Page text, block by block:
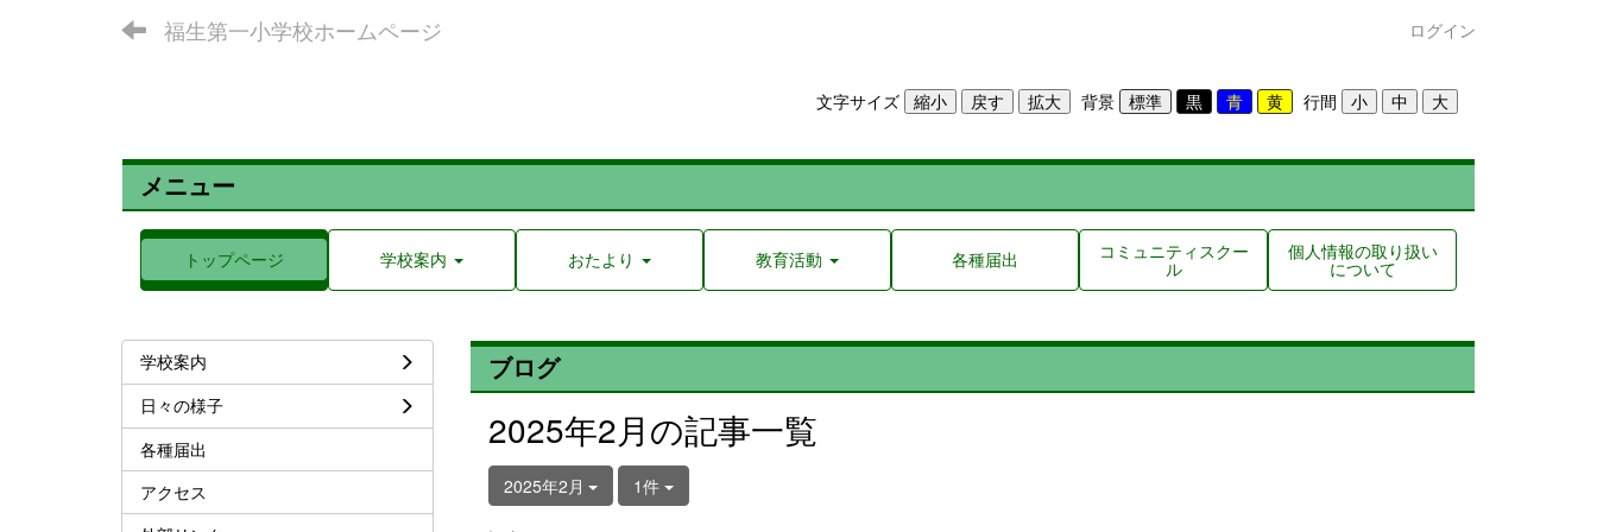
福生第一小学校ホームページ ログイン
文字サイズ 背景 行間
メニュー
トップページ 学校案内 おたより 教育活動 各種届出 コミュニティスクー
ル
個人情報の取り扱い
について
ブログ
2025年2月の記事一覧
2025年2月 1件
学校案内
日々の様子
各種届出
アクセス